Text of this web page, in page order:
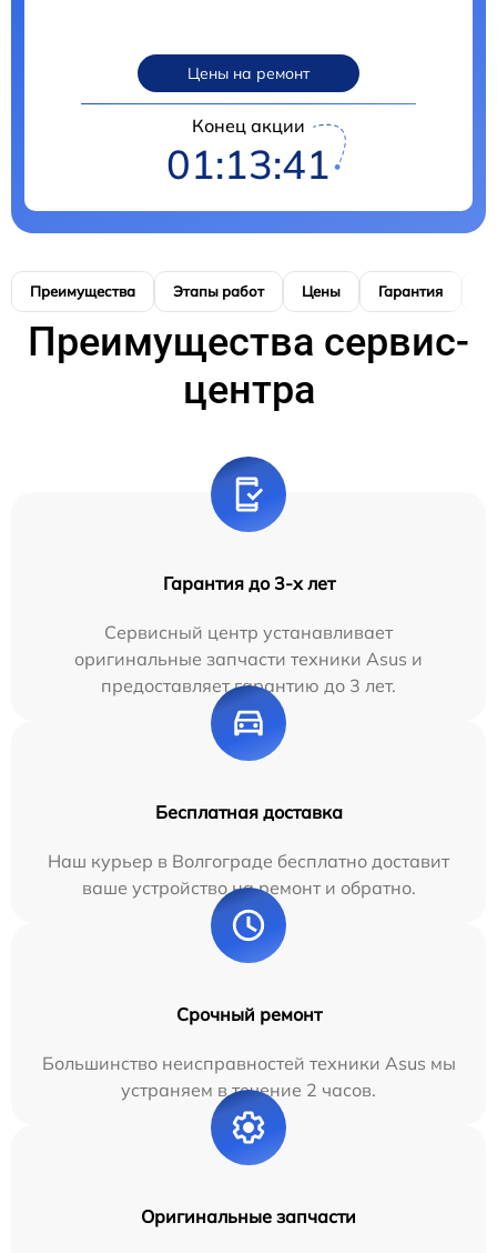
Цены на ремонт
Конец акции
01:13:40
Преимущества Этапы работ Цены Гарантия
Преимущества сервис-
центра
Гарантия до 3-х лет
Сервисный центр устанавливает
оригинальные запчасти техники Asus и
предоставляет гарантию до 3 лет.
Бесплатная доставка
Наш курьер в Волгограде бесплатно доставит
ваше устройство на ремонт и обратно.
Срочный ремонт
Большинство неисправностей техники Asus мы
устраняем в течение 2 часов.
Оригинальные запчасти